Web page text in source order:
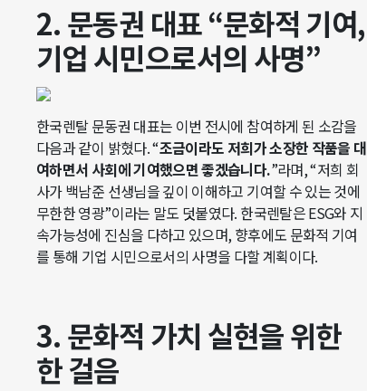
2. 문동권 대표 “문화적 기여,
기업 시민으로서의 사명”
한국렌탈 문동권 대표는 이번 전시에 참여하게 된 소감을
다음과 같이 밝혔다. “조금이라도 저희가 소장한 작품을 대
여하면서 사회에 기여했으면 좋겠습니다.”라며, “저희 회
사가 백남준 선생님을 깊이 이해하고 기여할 수 있는 것에
무한한 영광”이라는 말도 덧붙였다. 한국렌탈은 ESG와 지
속가능성에 진심을 다하고 있으며, 향후에도 문화적 기여
를 통해 기업 시민으로서의 사명을 다할 계획이다.
3. 문화적 가치 실현을 위한
한 걸음